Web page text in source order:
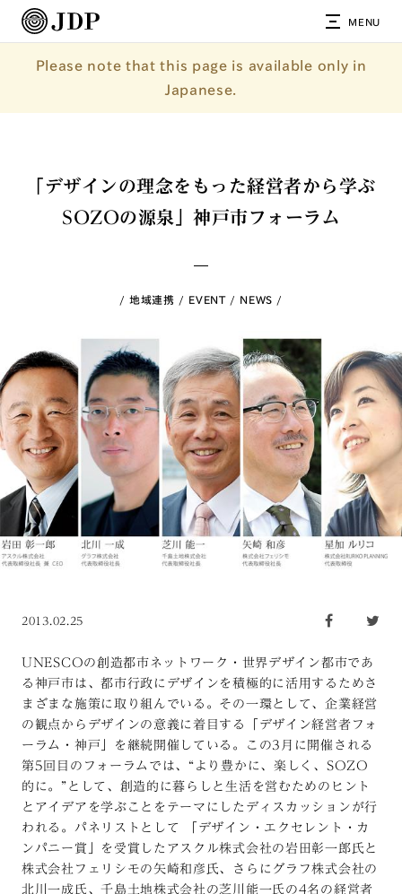
MENU
Please note that this page is available only in
Japanese.
「デザインの理念をもった経営者から学ぶ
SOZOの源泉」神戸市フォーラム
地域連携 EVENT NEWS
2013.02.25
UNESCOの創造都市ネットワーク・世界デザイン都市であ
る神戸市は、都市行政にデザインを積極的に活用するためさ
まざまな施策に取り組んでいる。その一環として、企業経営
の観点からデザインの意義に着目する「デザイン経営者フォ
ーラム・神戸」を継続開催している。この3月に開催される
第5回目のフォーラムでは、“より豊かに、楽しく、SOZO
的に。”として、創造的に暮らしと生活を営むためのヒント
とアイデアを学ぶことをテーマにしたディスカッションが行
われる。パネリストとして 「デザイン・エクセレント・カ
ンパニー賞」を受賞したアスクル株式会社の岩田彰一郎氏と
株式会社フェリシモの矢崎和彦氏、さらにグラフ株式会社の
北川一成氏、千島土地株式会社の芝川能一氏の4名の経営者